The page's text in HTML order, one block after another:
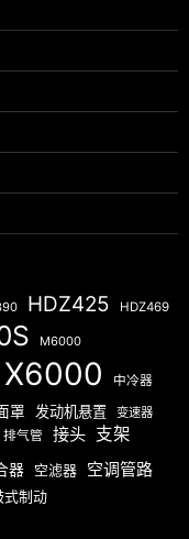
HDZ425 HDZ469
M6000
X6000 中冷器
罩 发动机悬置 变速器
排气管 接头 支架
器 空滤器 空调管路
式制动